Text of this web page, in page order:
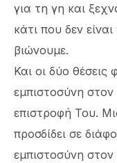
για τη γη και
κάτι που δεν
βιώνουμε.
Και οι δύο θέσεις
εμπιστοσύνη
επιστροφή Του.
προσδίδει σε
εμπιστοσύνη στον